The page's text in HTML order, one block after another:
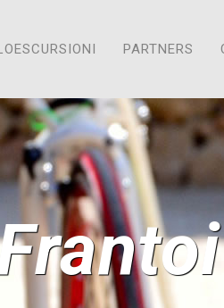
PARTNERS